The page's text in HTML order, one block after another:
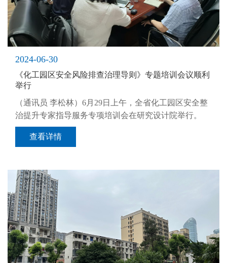
2024-06-30
《化工园区安全风险排查治理导则》专题培训会议顺利
举行
（通讯员 李松林）6月29日上午，全省化工园区安全整
治提升专家指导服务专项培训会在研究设计院举行。
查看详情